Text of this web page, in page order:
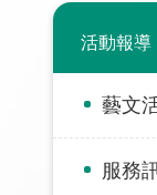
活動報導
藝文
服務